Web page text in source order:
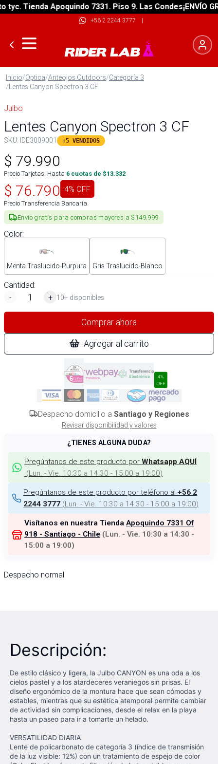
Tienda Apoquindo 7331. Piso 9. Las Condes¡ENVÍO
+56 2 2244 3777 |
Inicio/Optica/Anteojos Outdoors/Categoría 3
/Lentes Canyon Spectron 3 CF
Julbo
Lentes Canyon Spectron 3 CF
SKU: IDE3009001 +5 VENDIDOS
$ 79.990
Precio Tarjetas: Hasta 6 cuotas de $13.332
$ 76.790 4% OFF
Precio Transferencia Bancaria
Envío gratis para compras mayores a $149.999
Color:
Menta Traslucido-Purpura Gris Traslucido-Blanco
Cantidad:
-
+ 10+ disponibles
Comprar ahora
Agregar al carrito
4%
OFF
Despacho domicilio a Santiago y Regiones
Revisar disponibilidad y valores
¿TIENES ALGUNA DUDA?
Pregúntanos de este producto por Whatsapp AQUÍ
(Lun. - Vie. 10:30 a 14:30 - 15:00 a 19:00)
Pregúntanos de este producto por teléfono al +56 2
2244 3777 (Lun. - Vie. 10:30 a 14:30 - 15:00 a 19:00)
Visítanos en nuestra Tienda Apoquindo 7331 Of
918 - Santiago - Chile (Lun. - Vie. 10:30 a 14:30 -
15:00 a 19:00)
Despacho normal
Descripción:
De estilo clásico y ligera, la Julbo CANYON es una oda a los
cielos pastel y a los atardeceres veraniegos sin prisas. El
diseño ergonómico de la montura hace que sean cómodas y
estables, mientras que su estética atemporal permite cambiar
de actividad sin complicaciones, desde el relax en la playa
hasta un paseo para ir a tomarte un helado.
VERSATILIDAD DIARIA
Lente de policarbonato de categoría 3 (índice de transmisión
de la luz visible: 12%) con un tratamiento de espejo de color